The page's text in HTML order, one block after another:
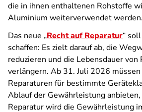
die in ihnen enthaltenen Rohstoffe
Aluminium weiterverwendet werden.
Das neue „Recht auf Reparatur“
schaffen: Es zielt darauf ab, die
reduzieren und die Lebensdauer von
verlängern. Ab 31. Juli 2026
Reparaturen für bestimmte
Ablauf der Gewährleistung anbieten,
Reparatur wird die Gewährleistung